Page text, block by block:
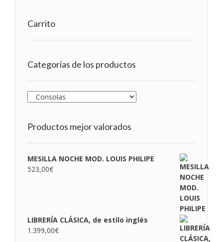
Carrito
Categorías de los productos
Productos mejor valorados
MESILLA NOCHE MOD. LOUIS PHILIPE
523,00€
LIBRERÍA CLÁSICA, de estilo inglés
1.399,00€